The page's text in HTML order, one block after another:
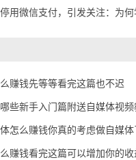
用微信支付，引发关注：为何
赚钱先等等看完这篇也不迟
些新手入门篇附送自媒体视
怎么赚钱你真的考虑做自媒体
赚钱看完这篇可以增加你的收